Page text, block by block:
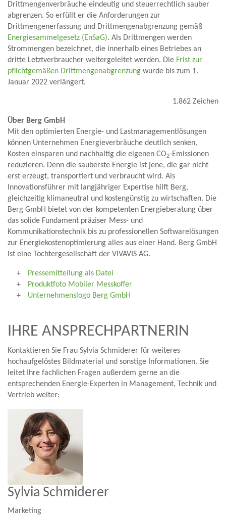
Drittmengenverbräuche eindeutig und steuerrechtlich sauber
abgrenzen. So erfüllt er die Anforderungen zur
Drittmengenerfassung und Drittmengenabgrenzung gemäß
Energiesammelgesetz (EnSaG). Als Drittmengen werden
Strommengen bezeichnet, die innerhalb eines Betriebes an
dritte Letztverbraucher weitergeleitet werden. Die Frist zur
pflichtgemäßen Drittmengenabgrenzung wurde bis zum 1.
Januar 2022 verlängert.
1.862 Zeichen
Über Berg GmbH
Mit den optimierten Energie- und Lastmanagementlösungen
können Unternehmen Energieverbräuche deutlich senken,
Kosten einsparen und nachhaltig die eigenen CO2-Emissionen
reduzieren. Denn die sauberste Energie ist jene, die gar nicht
erst erzeugt, transportiert und verbraucht wird. Als
Innovationsführer mit langjähriger Expertise hilft Berg,
gleichzeitig klimaneutral und kostengünstig zu wirtschaften. Die
Berg GmbH bietet von der kompetenten Energieberatung über
das solide Fundament präziser Mess- und
Kommunikationstechnik bis zu professionellen Softwarelösungen
zur Energiekostenoptimierung alles aus einer Hand. Berg GmbH
ist eine Tochtergesellschaft der VIVAVIS AG.
Pressemitteilung als Datei
Produktfoto Mobiler Messkoffer
Unternehmenslogo Berg GmbH
IHRE ANSPRECHPARTNERIN
Kontaktieren Sie Frau Sylvia Schmiderer für weiteres
hochaufgelöstes Bildmaterial und sonstige Informationen. Sie
leitet Ihre fachlichen Fragen außerdem gerne an die
entsprechenden Energie-Experten in Management, Technik und
Vertrieb weiter:
Sylvia Schmiderer
Marketing